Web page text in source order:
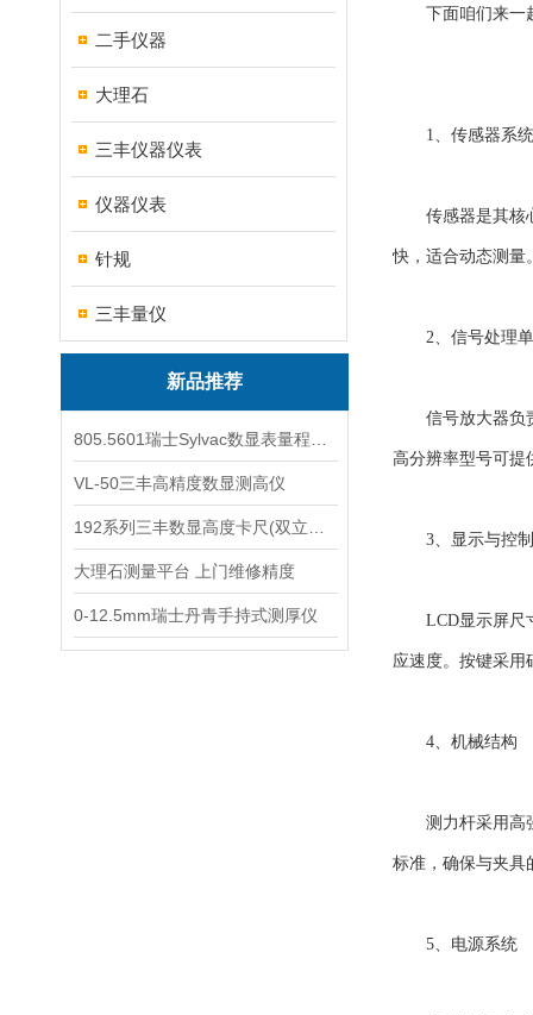
二手仪器
大理石
三丰仪器仪表
仪器仪表
针规
三丰量仪
新品推荐
VL-50三丰高精度数显测高仪
大理石测量平台 上门维修精度
0-12.5mm瑞士丹青手持式测厚仪
下面咱们来一
1、传感器系统
传感器是其核心
快，适合动态测量
2、信号处理
信号放大器负责
高分辨率型号可提
3、显示与控制
LCD显示屏尺寸
应速度。按键采用
4、机械结构
测力杆采用高强
标准，确保与夹具
5、电源系统